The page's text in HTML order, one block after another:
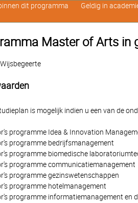
Master of Arts in
is mogelijk indien u een van de
programme Idea & Innovation
programme bedrijfsmanagement
programme biomedische
programme communicatiemanagement
programme gezinswetenschappen
programme hotelmanagement
programme informatiemanagement en
dit programma Geldig in